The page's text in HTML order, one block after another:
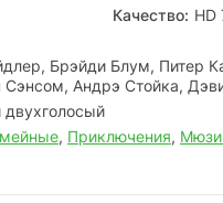
Качество: HD
Брэйди Блум, Питер
Андрэ Стойка,
, Приключения,